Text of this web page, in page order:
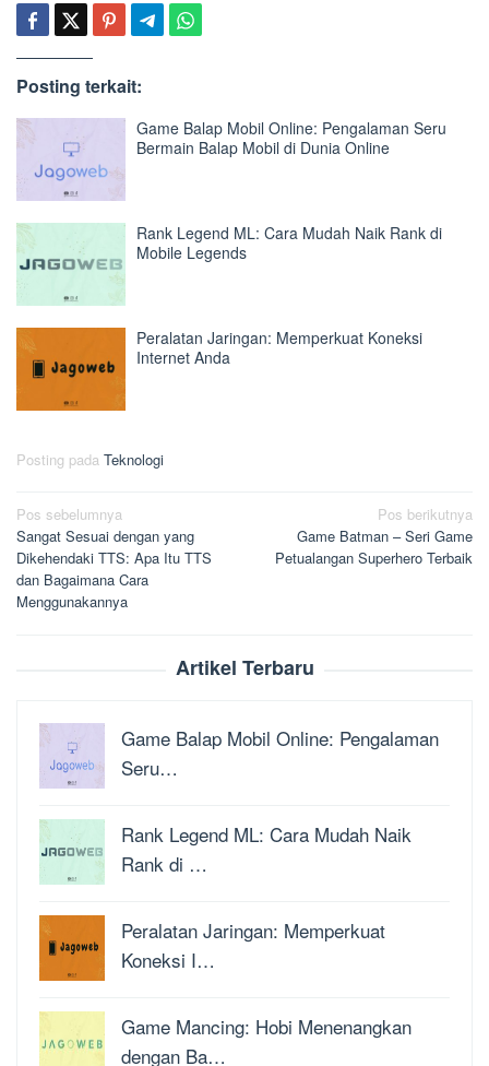
Posting terkait:
Game Balap Mobil Online: Pengalaman Seru
Bermain Balap Mobil di Dunia Online
Rank Legend ML: Cara Mudah Naik Rank di
Mobile Legends
Peralatan Jaringan: Memperkuat Koneksi
Internet Anda
Posting pada Teknologi
Navigasi
pos
Pos sebelumnya
Sangat Sesuai dengan yang
Dikehendaki TTS: Apa Itu TTS
dan Bagaimana Cara
Menggunakannya
Pos berikutnya
Game Batman – Seri Game
Petualangan Superhero Terbaik
Artikel Terbaru
Game Balap Mobil Online: Pengalaman
Seru…
Rank Legend ML: Cara Mudah Naik
Rank di …
Peralatan Jaringan: Memperkuat
Koneksi I…
Game Mancing: Hobi Menenangkan
dengan Ba…